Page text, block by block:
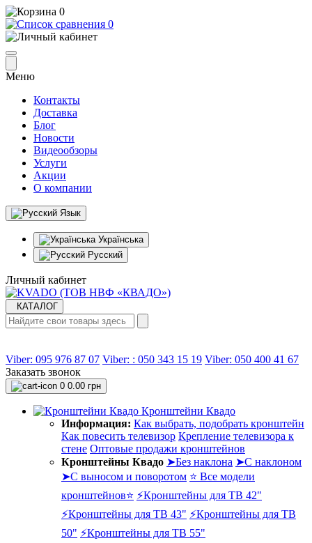
0
0
Меню
Контакты
Доставка
Блог
Новости
Видеообзоры
Услуги
Акции
О компании
Язык
Українська
Русский
Личный кабинет
КАТАЛОГ
Viber: 095 976 87 07 Viber: : 050 343 15 19‬ Viber: 050 400 41 67
Заказать звонок
0 0.00 грн
Кронштейни Квадо
Информация: Как выбрать, подобрать кронштейн
Как повесить телевизор Крепление телевизора к
стене Оптовые продажи кронштейнов
Кронштейны Квадо ➤Без наклона ➤С наклоном
➤С выносом и поворотом ⭐ Все модели
кронштейнов⭐ ⚡Кронштейны для ТВ 42"
⚡Кронштейны для ТВ 43" ⚡Кронштейны для ТВ
50" ⚡Кронштейны для ТВ 55"